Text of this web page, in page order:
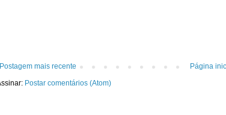
Postagem mais recente
Página
Postar comentários (Atom)